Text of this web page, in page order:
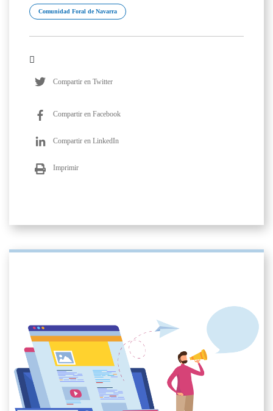
Comunidad Foral de Navarra
Compartir en Twitter
Compartir en Facebook
Compartir en LinkedIn
Imprimir